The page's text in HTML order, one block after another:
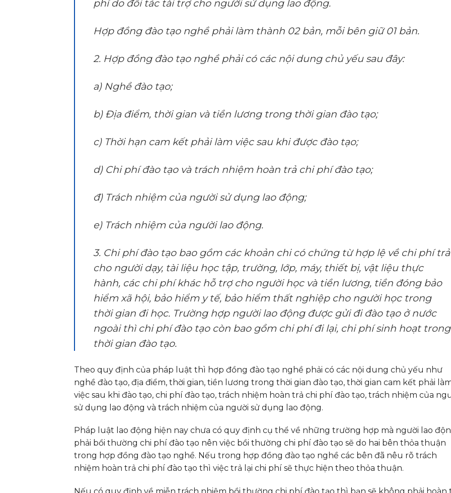
phí do đối tác tài trợ cho người sử dụng lao động.
Hợp đồng đào tạo nghề phải làm thành 02 bản, mỗi bên giữ 01 bản.
2. Hợp đồng đào tạo nghề phải có các nội dung chủ yếu sau đây:
a) Nghề đào tạo;
b) Địa điểm, thời gian và tiền lương trong thời gian đào tạo;
c) Thời hạn cam kết phải làm việc sau khi được đào tạo;
d) Chi phí đào tạo và trách nhiệm hoàn trả chi phí đào tạo;
đ) Trách nhiệm của người sử dụng lao động;
e) Trách nhiệm của người lao động.
3. Chi phí đào tạo bao gồm các khoản chi có chứng từ hợp lệ về chi phí trả
cho người dạy, tài liệu học tập, trường, lớp, máy, thiết bị, vật liệu thực
hành, các chi phí khác hỗ trợ cho người học và tiền lương, tiền đóng bảo
hiểm xã hội, bảo hiểm y tế, bảo hiểm thất nghiệp cho người học trong
thời gian đi học. Trường hợp người lao động được gửi đi đào tạo ở nước
ngoài thì chi phí đào tạo còn bao gồm chi phí đi lại, chi phí sinh hoạt trong
thời gian đào tạo.
Theo quy định của pháp luật thì hợp đồng đào tạo nghề phải có các nội dung chủ yếu như
nghề đào tạo, địa điểm, thời gian, tiền lương trong thời gian đào tạo, thời gian cam kết phải
việc sau khi đào tạo, chi phí đào tạo, trách nhiệm hoàn trả chi phí đào tạo, trách nhiệm của
sử dụng lao động và trách nhiệm của người sử dụng lao động.
Pháp luật lao động hiện nay chưa có quy định cụ thể về những trường hợp mà người lao
phải bồi thường chi phí đào tạo nên việc bồi thường chi phí đào tạo sẽ do hai bên thỏa thuận
trong hợp đồng đào tạo nghề. Nếu trong hợp đồng đào tạo nghề các bên đã nêu rõ trách
nhiệm hoàn trả chi phí đào tạo thì việc trả lại chi phí sẽ thực hiện theo thỏa thuận.